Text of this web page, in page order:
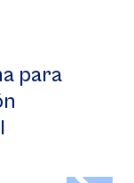
para